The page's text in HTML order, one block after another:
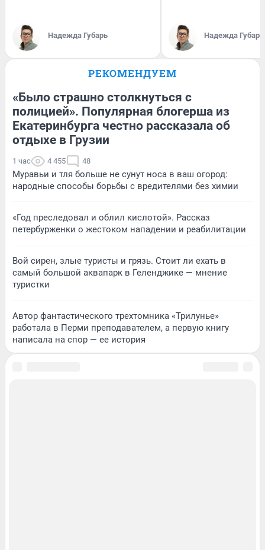
Надежда Губарь Надежда Губарь
РЕКОМЕНДУЕМ
«Было страшно столкнуться с
полицией». Популярная блогерша из
Екатеринбурга честно рассказала об
отдыхе в Грузии
1 час 4 455 48
Муравьи и тля больше не сунут носа в ваш огород:
народные способы борьбы с вредителями без химии
«Год преследовал и облил кислотой». Рассказ
петербурженки о жестоком нападении и реабилитации
Вой сирен, злые туристы и грязь. Стоит ли ехать в
самый большой аквапарк в Геленджике — мнение
туристки
Автор фантастического трехтомника «Трилунье»
работала в Перми преподавателем, а первую книгу
написала на спор — ее история